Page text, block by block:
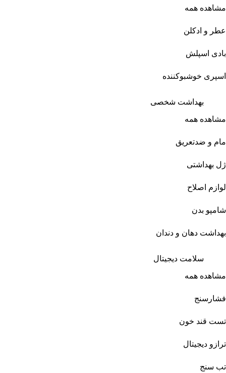
مشاهده همه
عطر و ادکلن
بادی اسپلش
اسپری خوشبوکننده
بهداشت شخصی
مشاهده همه
مام و ضدتعریق
ژل بهداشتی
لوازم اصلاح
شامپو بدن
بهداشت دهان و دندان
سلامت دیجیتال
مشاهده همه
فشارسنج
تست قند خون
ترازو دیجیتال
تب سنج